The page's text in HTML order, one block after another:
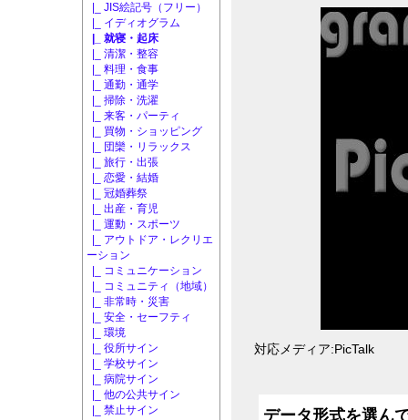
|_ JIS絵記号（フリー）
|_ イディオグラム
|_ 就寝・起床
|_ 清潔・整容
|_ 料理・食事
|_ 通勤・通学
|_ 掃除・洗濯
|_ 来客・パーティ
|_ 買物・ショッピング
|_ 団欒・リラックス
|_ 旅行・出張
|_ 恋愛・結婚
|_ 冠婚葬祭
|_ 出産・育児
|_ 運動・スポーツ
|_ アウトドア・レクリエ
ーション
|_ コミュニケーション
|_ コミュニティ（地域）
|_ 非常時・災害
|_ 安全・セーフティ
|_ 環境
|_ 役所サイン
|_ 学校サイン
|_ 病院サイン
|_ 他の公共サイン
|_ 禁止サイン
対応メディア:PicTalk
データ形式を選ん